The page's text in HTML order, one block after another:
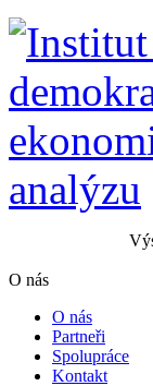
O nás
O nás
Partneři
Spolupráce
Kontakt